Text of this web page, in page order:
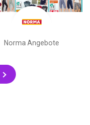
Norma Angebote